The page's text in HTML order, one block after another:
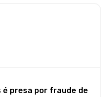
é presa por fraude de